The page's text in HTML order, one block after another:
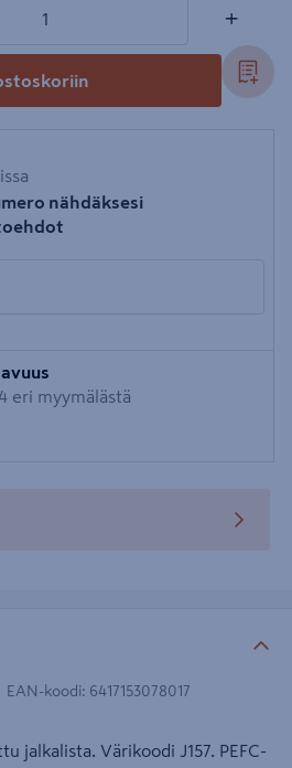
+
nähdäksesi
eri myymälästä
EAN-koodi: 6417153078017
jalkalista. Värikoodi J157. PEFC-